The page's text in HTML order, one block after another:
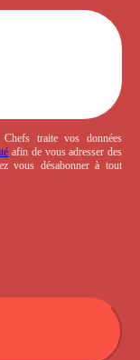
traite vos données
afin de vous adresser des
vous désabonner à tout